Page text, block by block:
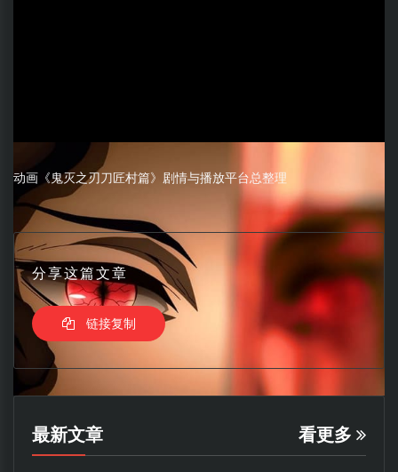
动画《鬼灭之刃刀匠村篇》剧情与播放平台总整理
分享这篇文章
链接复制
最新文章 看更多